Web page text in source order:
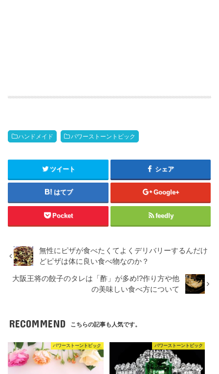
ハンドメイド パワーストーントピック
ツイート シェア
はてブ Google+
Pocket feedly
無性にピザが食べたくてよくデリバリーするんだけ
どピザは体に良い食べ物なのか？
大阪王将の餃子のタレは「酢」が多め!?作り方や他
の美味しい食べ方について
RECOMMEND こちらの記事も人気です。
パワーストーントピック パワーストーントピック